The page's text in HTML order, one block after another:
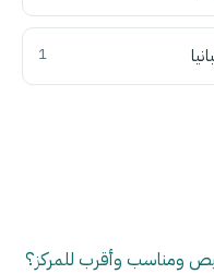
1
ومناسب وأقرب للمركز؟